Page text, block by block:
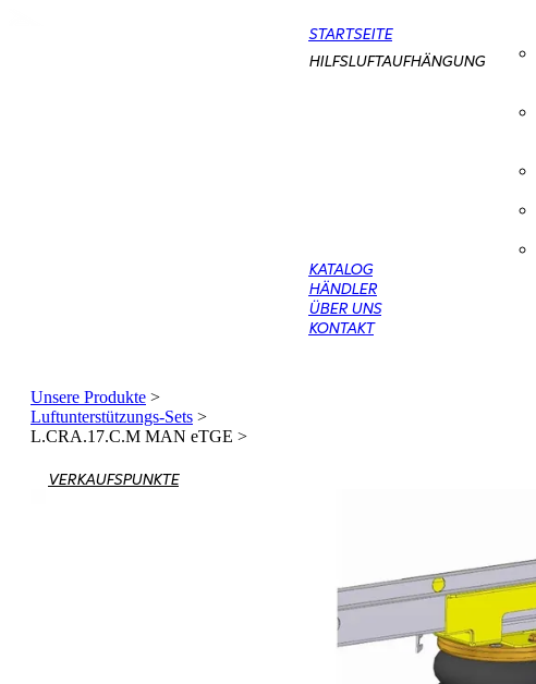
STARTSEITE
HILFSLUFTAUFHÄNGUNG
KATALOG
HÄNDLER
ÜBER UNS
KONTAKT
Unsere Produkte >
Luftunterstützungs-Sets >
L.CRA.17.C.M MAN eTGE >
VERKAUFSPUNKTE